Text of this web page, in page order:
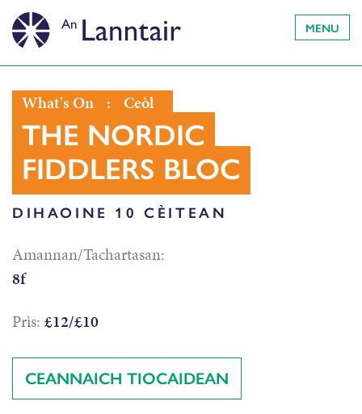
MENU
What's On : Ceòl
THE NORDIC
FIDDLERS BLOC
DIHAOINE 10 CÈITEAN
Amannan/Tachartasan:
8f
Prìs: £12/£10
CEANNAICH TIOCAIDEAN